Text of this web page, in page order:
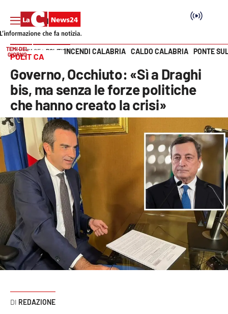
SEZIONI
Cronaca
Politica
Attualità
Economia e lavoro
Italia Mondo
Sanità
Sport
Vai
TEMI DEL
GIORNO
INCENDI CALABRIA CALDO CALABRIA PONTE
HOME PAGE POLITICA
POLITICA
Governo, Occhiuto: «Sì a Draghi
bis, ma senza le forze politiche
che hanno creato la crisi»
REDAZIONE